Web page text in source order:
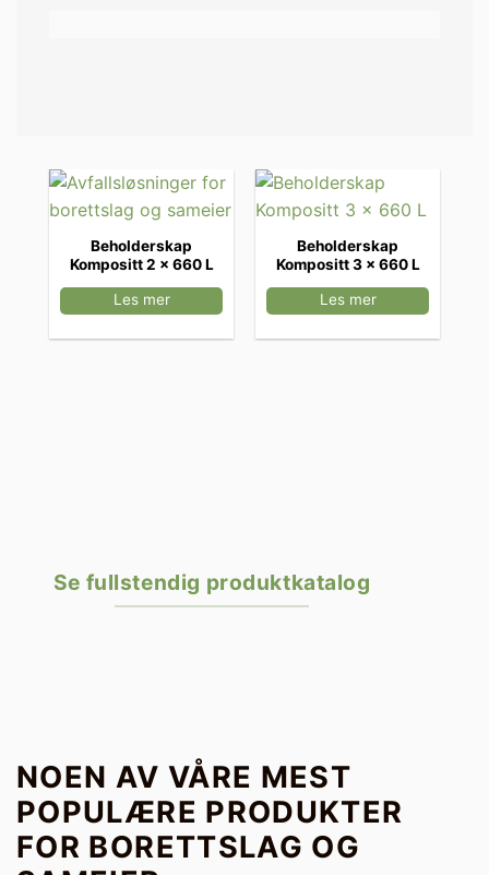
Beholderskap
Kompositt 2 x 660 L
Les mer
Beholderskap
Kompositt 3 x 660 L
Les mer
Se fullstendig produktkatalog
NOEN AV VÅRE MEST
POPULÆRE PRODUKTER
FOR BORETTSLAG OG